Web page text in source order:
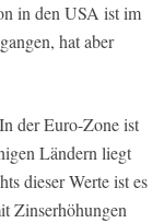
in den USA ist im
hat aber
der Euro-Zone ist
Ländern liegt
dieser Werte ist es
Zinserhöhungen